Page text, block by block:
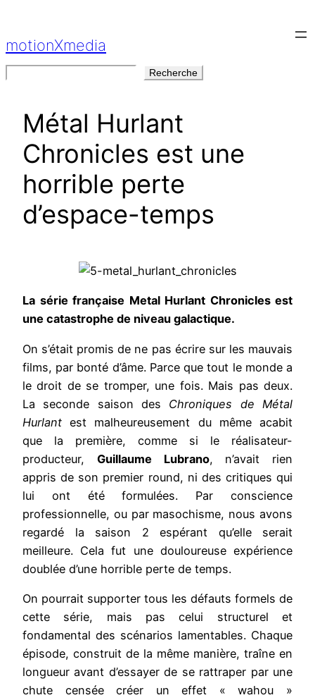
contenu
motionXmedia
Recherche
Métal Hurlant
Chronicles est une
horrible perte
d’espace-temps
La série française Metal Hurlant Chronicles est
une catastrophe de niveau galactique.
On s’était promis de ne pas écrire sur les mauvais
films, par bonté d’âme. Parce que tout le monde a
le droit de se tromper, une fois. Mais pas deux.
La seconde saison des Chroniques de Métal
Hurlant est malheureusement du même acabit
que la première, comme si le réalisateur-
producteur, Guillaume Lubrano, n’avait rien
appris de son premier round, ni des critiques qui
lui ont été formulées. Par conscience
professionnelle, ou par masochisme, nous avons
regardé la saison 2 espérant qu’elle serait
meilleure. Cela fut une douloureuse expérience
doublée d’une horrible perte de temps.
On pourrait supporter tous les défauts formels de
cette série, mais pas celui structurel et
fondamental des scénarios lamentables. Chaque
épisode, construit de la même manière, traîne en
longueur avant d’essayer de se rattraper par une
chute censée créer un effet « wahou »